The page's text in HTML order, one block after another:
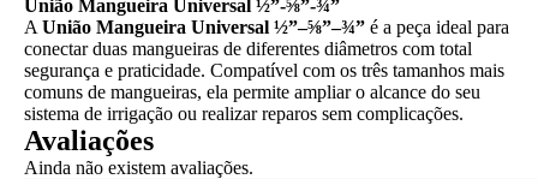
União Mangueira Universal ½”-⅝”-¾”
A União Mangueira Universal ½”–⅝”–¾” é a peça ideal para
conectar duas mangueiras de diferentes diâmetros com total
segurança e praticidade. Compatível com os três tamanhos mais
comuns de mangueiras, ela permite ampliar o alcance do seu
sistema de irrigação ou realizar reparos sem complicações.
Avaliações
Ainda não existem avaliações.